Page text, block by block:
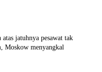
jatuhnya pesawat tak
Moskow menyangkal